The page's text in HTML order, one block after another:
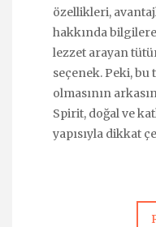
özellikleri,
hakkında bilgilere
lezzet arayan
seçenek. Peki,
olmasının
Spirit, doğal ve
yapısıyla dikkat